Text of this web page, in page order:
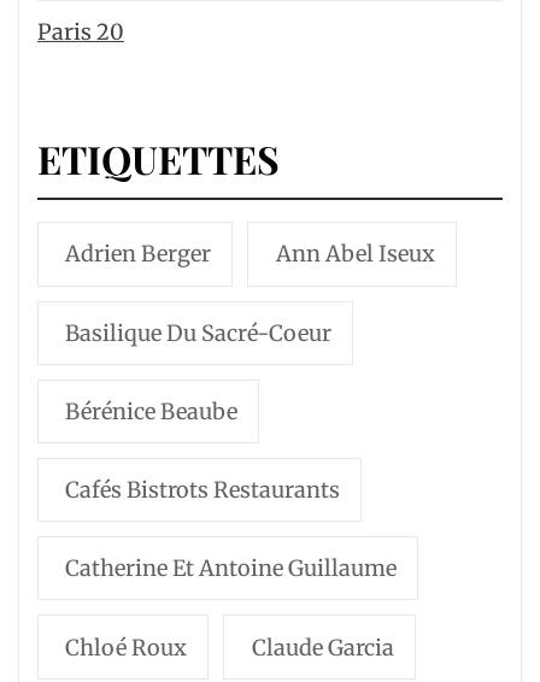
Paris 20
ETIQUETTES
Adrien Berger Ann Abel Iseux
Basilique Du Sacré-Coeur
Bérénice Beaube
Cafés Bistrots Restaurants
Catherine Et Antoine Guillaume
Chloé Roux Claude Garcia